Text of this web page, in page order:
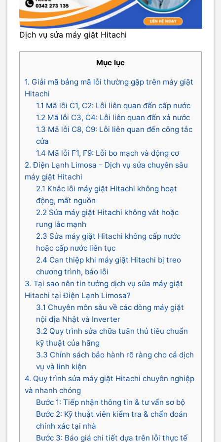
Dịch vụ sửa máy giặt Hitachi
Mục lục
1. Giải mã bảng mã lỗi thường gặp trên máy giặt
Hitachi
1.1 Mã lỗi C1, C2: Lỗi liên quan đến cấp nước
1.2 Mã lỗi C3, C4: Lỗi liên quan đến xả nước
1.3 Mã lỗi C8, C9: Lỗi liên quan đến công tắc
cửa
1.4 Mã lỗi F1, F9: Lỗi bo mạch và động cơ
2. Điện Lạnh Limosa – Dịch vụ sửa chuyên sâu
máy giặt Hitachi
2.1 Khắc lỗi máy giặt Hitachi không hoạt
động, mất nguồn
2.2 Sửa máy giặt Hitachi không vắt hoặc
rung lắc mạnh
2.3 Sửa máy giặt Hitachi không cấp nước
hoặc cấp nước liên tục
2.4 Can thiệp khi máy giặt Hitachi bị treo
chương trình, báo lỗi
3. Tại sao nên tin tưởng dịch vụ sửa máy giặt
Hitachi tại Điện Lạnh Limosa?
3.1 Chuyên môn sâu về các dòng máy giặt
nội địa Nhật và Inverter
3.2 Quy trình sửa chữa tuân thủ tiêu chuẩn
kỹ thuật của hãng
3.3 Chính sách bảo hành rõ ràng cho cả dịch
vụ và linh kiện
4. Quy trình sửa máy giặt Hitachi chuyên nghiệp
và nhanh chóng
Bước 1: Tiếp nhận thông tin & tư vấn sơ bộ
Bước 2: Kỹ thuật viên kiểm tra & chẩn đoán
chính xác tại nhà
Bước 3: Báo giá chi tiết dựa trên lỗi thực tế